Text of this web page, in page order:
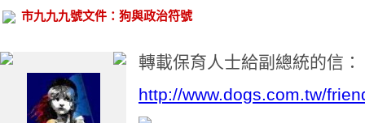
市九九九號文件：狗與政治符號
轉載保育人士給副總統的信：
http://www.dogs.com.tw/